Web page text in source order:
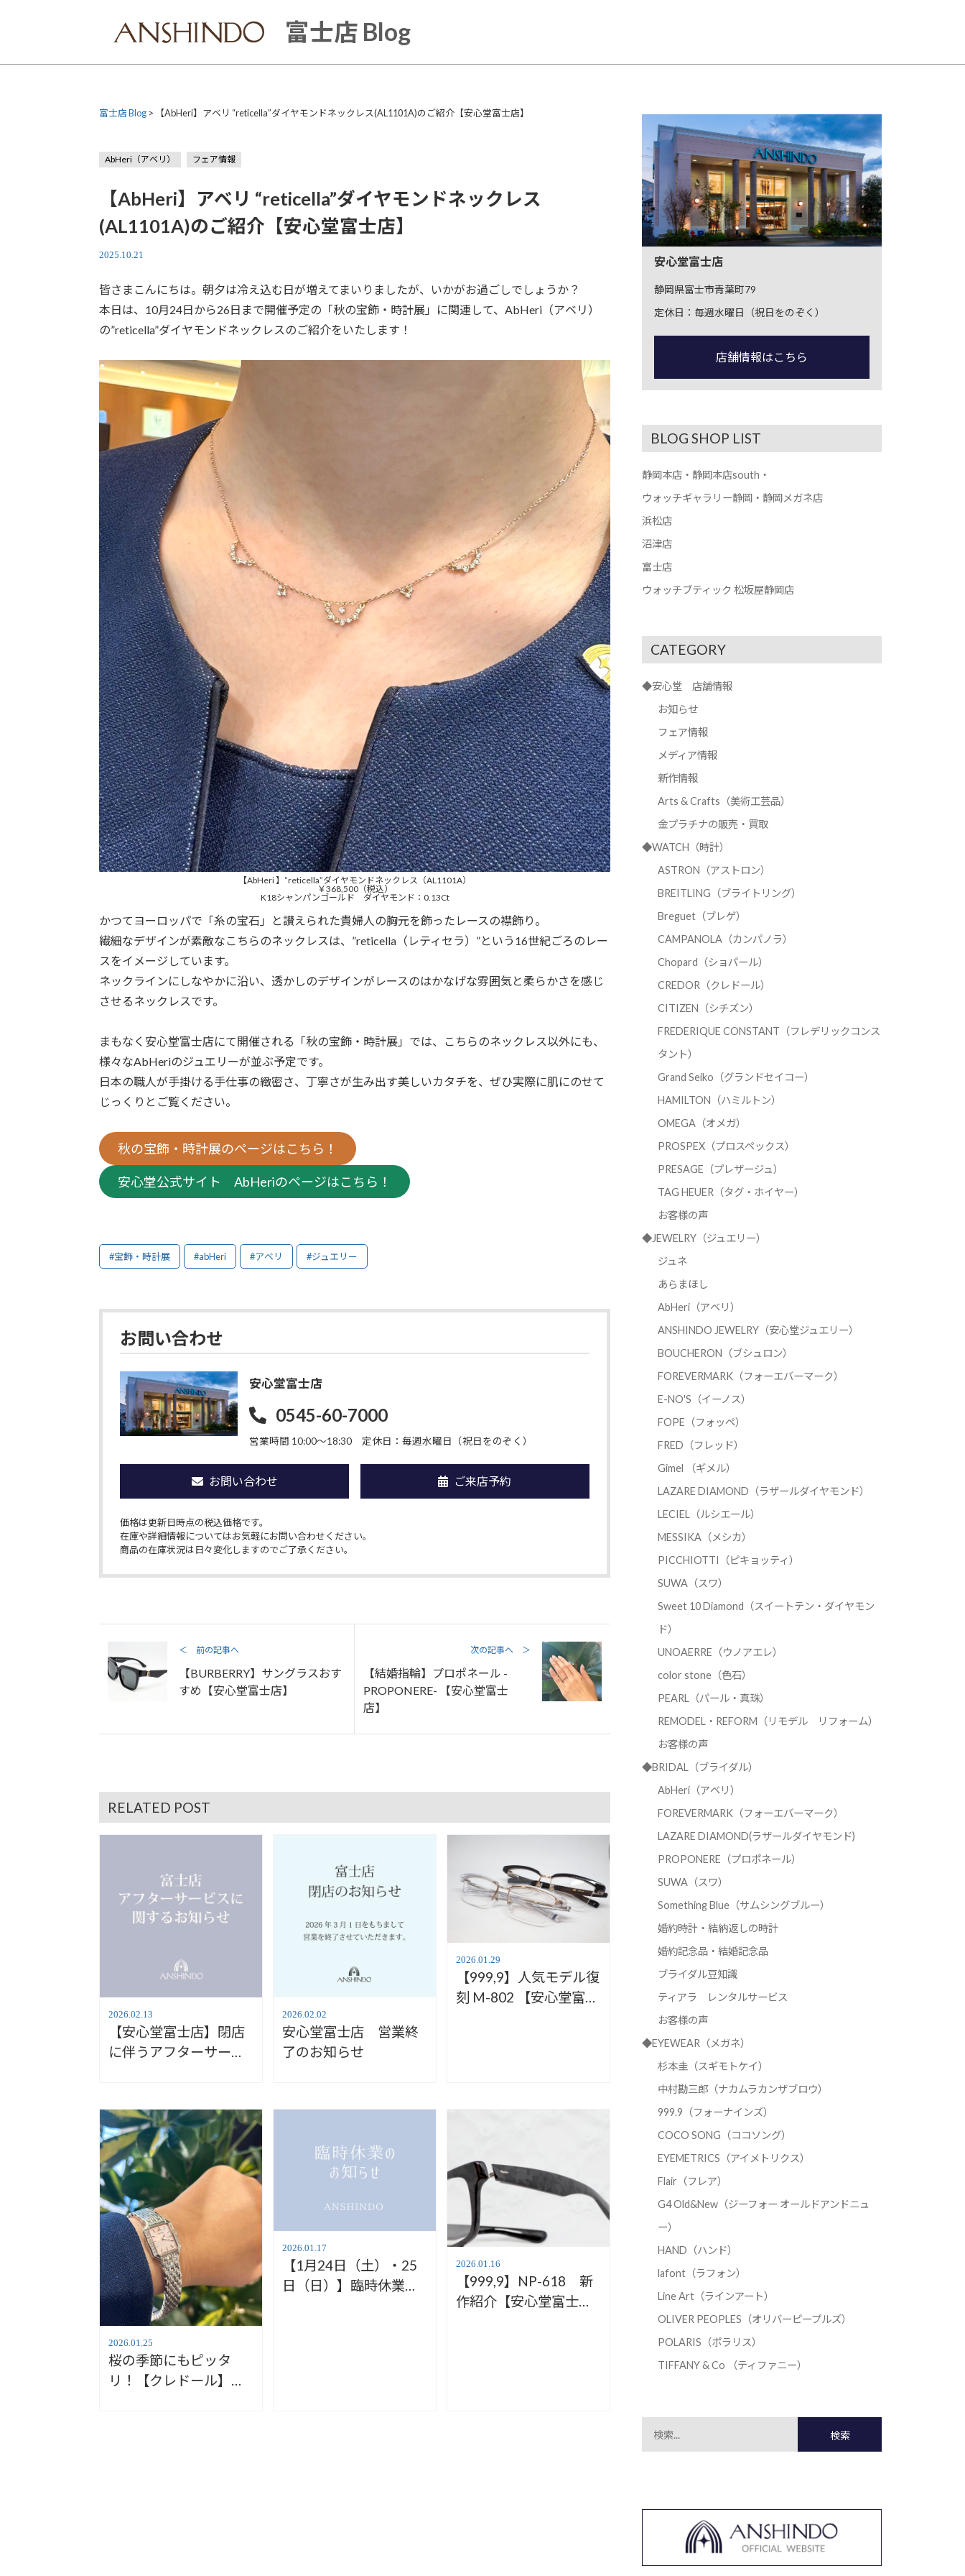
富士店 Blog
富士店 Blog > 【AbHeri】アベリ “reticella”ダイヤモンドネックレス(AL1101A)のご紹介【安心堂富士店】
AbHeri（アベリ） フェア情報
【AbHeri】アベリ “reticella”ダイヤモンドネックレス
(AL1101A)のご紹介【安心堂富士店】
2025.10.21
皆さまこんにちは。朝夕は冷え込む日が増えてまいりましたが、いかがお過ごしでしょうか？
本日は、10月24日から26日まで開催予定の「秋の宝飾・時計展」に関連して、AbHeri（アベリ）
の”reticella”ダイヤモンドネックレスのご紹介をいたします！
【AbHeri 】”reticella”ダイヤモンドネックレス（AL1101A）
￥368,500（税込）
K18シャンパンゴールド ダイヤモンド：0.13Ct
かつてヨーロッパで「糸の宝石」と讃えられた貴婦人の胸元を飾ったレースの襟飾り。
繊細なデザインが素敵なこちらのネックレスは、”reticella（レティセラ）”という16世紀ごろのレー
スをイメージしています。
ネックラインにしなやかに沿い、透かしのデザインがレースのはかなげな雰囲気と柔らかさを感じ
させるネックレスです。
まもなく安心堂富士店にて開催される「秋の宝飾・時計展」では、こちらのネックレス以外にも、
様々なAbHeriのジュエリーが並ぶ予定です。
日本の職人が手掛ける手仕事の緻密さ、丁寧さが生み出す美しいカタチを、ぜひ実際に肌にのせて
じっくりとご覧ください。
秋の宝飾・時計展のページはこちら！
安心堂公式サイト AbHeriのページはこちら！
#宝飾・時計展 #abHeri #アベリ #ジュエリー
お問い合わせ
安心堂富士店
0545-60-7000
営業時間 10:00〜18:30 定休日：毎週水曜日（祝日をのぞく）
お問い合わせ ご来店予約
価格は更新日時点の税込価格です。
在庫や詳細情報についてはお気軽にお問い合わせください。
商品の在庫状況は日々変化しますのでご了承ください。
＜ 前の記事へ
【BURBERRY】サングラスおす
すめ【安心堂富士店】
次の記事へ ＞
【結婚指輪】プロポネール -
PROPONERE- 【安心堂富士
店】
RELATED POST
2026.02.13
【安心堂富士店】閉店
に伴うアフターサービ
2026.02.02
安心堂富士店 営業終
了のお知らせ
2026.01.29
【999,9】人気モデル復
刻 M-802 【安心堂富士
2026.01.25
桜の季節にもピッタ
リ！【クレドール】
2026.01.17
【1月24日（土）・25
日（日）】臨時休業の
2026.01.16
【999,9】NP-618 新
作紹介【安心堂富士
安心堂富士店
静岡県富士市青葉町79
定休日：毎週水曜日（祝日をのぞく）
店舗情報はこちら
BLOG SHOP LIST
静岡本店・静岡本店south・
ウォッチギャラリー静岡・静岡メガネ店
浜松店
沼津店
富士店
ウォッチブティック 松坂屋静岡店
CATEGORY
◆安心堂 店舗情報
お知らせ
フェア情報
メディア情報
新作情報
Arts & Crafts（美術工芸品）
金プラチナの販売・買取
◆WATCH（時計）
ASTRON（アストロン）
BREITLING（ブライトリング）
Breguet（ブレゲ）
CAMPANOLA（カンパノラ）
Chopard（ショパール）
CREDOR（クレドール）
CITIZEN（シチズン）
FREDERIQUE CONSTANT（フレデリックコンス
タント）
Grand Seiko（グランドセイコー）
HAMILTON（ハミルトン）
OMEGA（オメガ）
PROSPEX（プロスペックス）
PRESAGE（プレザージュ）
TAG HEUER（タグ・ホイヤー）
お客様の声
◆JEWELRY（ジュエリー）
ジュネ
あらまほし
AbHeri（アベリ）
ANSHINDO JEWELRY（安心堂ジュエリー）
BOUCHERON（ブシュロン）
FOREVERMARK（フォーエバーマーク）
E-NO'S（イーノス）
FOPE（フォッペ）
FRED（フレッド）
Gimel （ギメル）
LAZARE DIAMOND（ラザールダイヤモンド）
LECIEL（ルシエール）
MESSIKA（メシカ）
PICCHIOTTI（ピキョッティ）
SUWA（スワ）
Sweet 10 Diamond（スイートテン・ダイヤモン
ド）
UNOAERRE（ウノアエレ）
color stone（色石）
PEARL（パール・真珠）
REMODEL・REFORM（リモデル リフォーム）
お客様の声
◆BRIDAL（ブライダル）
AbHeri（アベリ）
FOREVERMARK（フォーエバーマーク）
LAZARE DIAMOND(ラザールダイヤモンド)
PROPONERE（プロポネール）
SUWA（スワ）
Something Blue（サムシングブルー）
婚約時計・結納返しの時計
婚約記念品・結婚記念品
ブライダル豆知識
ティアラ レンタルサービス
お客様の声
◆EYEWEAR（メガネ）
杉本圭（スギモトケイ）
中村勘三郎（ナカムラカンザブロウ）
999.9（フォーナインズ）
COCO SONG（ココソング）
EYEMETRICS（アイメトリクス）
Flair（フレア）
G4 Old&New（ジーフォー オールドアンドニュ
ー）
HAND（ハンド）
lafont（ラフォン）
Line Art（ラインアート）
OLIVER PEOPLES（オリバーピープルズ）
POLARIS（ポラリス）
TIFFANY & Co （ティファニー）